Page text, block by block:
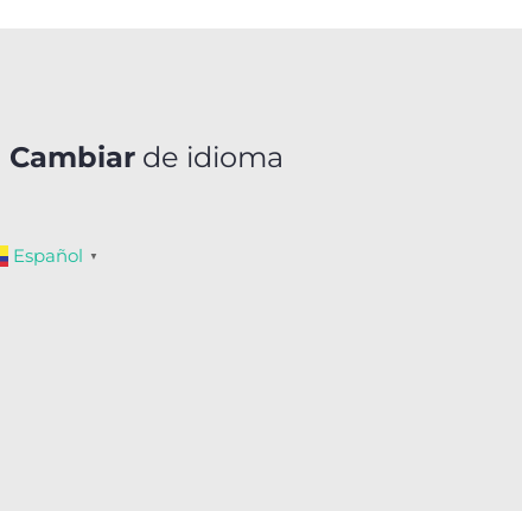
Cambiar de idioma
Español ▼